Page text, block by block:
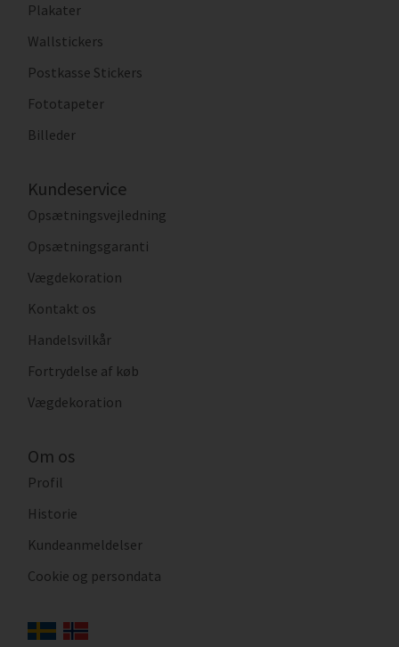
Plakater
Wallstickers
Postkasse Stickers
Fototapeter
Billeder
Kundeservice
Opsætningsvejledning
Opsætningsgaranti
Vægdekoration
Kontakt os
Handelsvilkår
Fortrydelse af køb
Vægdekoration
Om os
Profil
Historie
Kundeanmeldelser
Cookie og persondata